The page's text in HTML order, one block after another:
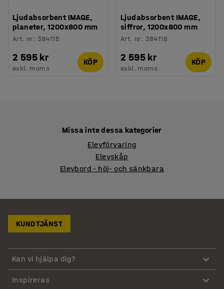
Ljudabsorbent IMAGE,
planeter, 1200x800 mm
Art. nr: 384115
2 595 kr
exkl. moms
KÖP
Ljudabsorbent IMAGE,
siffror, 1200x800 mm
Art. nr: 384116
2 595 kr
exkl. moms
KÖP
Missa inte dessa kategorier
Elevförvaring
Elevskåp
Elevbord - höj- och sänkbara
KUNDTJÄNST
Kan vi hjälpa dig?
Inspireras